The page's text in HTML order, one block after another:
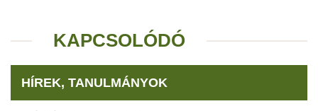
KAPCSOLÓDÓ
HÍREK, TANULMÁNYOK